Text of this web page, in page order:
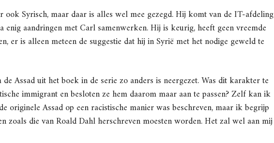
ook Syrisch, maar daar is alles wel mee gezegd. Hij komt van de IT-afdeling
enig aandringen met Carl samenwerken. Hij is keurig, heeft geen vreemde
er is alleen meteen de suggestie dat hij in Syrië met het nodige geweld te
Assad uit het boek in de serie zo anders is neergezet. Was dit karakter te
immigrant en besloten ze hem daarom maar aan te passen? Zelf kan ik
originele Assad op een racistische manier was beschreven, maar ik begrijp
zoals die van Roald Dahl herschreven moesten worden. Het zal wel aan mij